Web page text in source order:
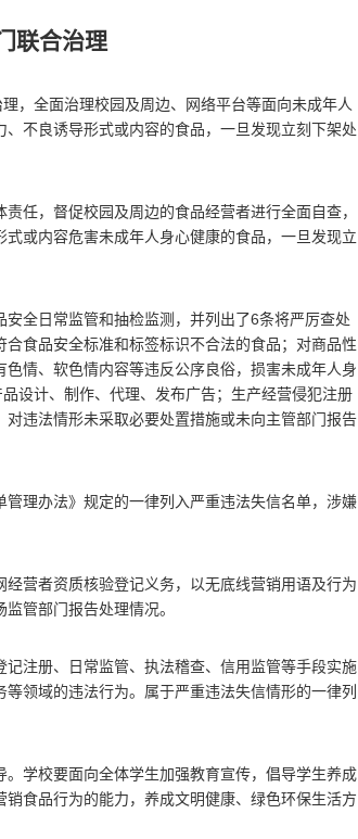
联合治理
，全面治理校园及周边、网络平台等面向未成年人
不良诱导形式或内容的食品，一旦发现立刻下架处
任，督促校园及周边的食品经营者进行全面自查，
或内容危害未成年人身心健康的食品，一旦发现立
全日常监管和抽检监测，并列出了6条将严厉查处
食品安全标准和标签标识不合法的食品；对商品性
情、软色情内容等违反公序良俗，损害未成年人身
设计、制作、代理、发布广告；生产经营侵犯注册
违法情形未采取必要处置措施或未向主管部门报告
理办法》规定的一律列入严重违法失信名单，涉嫌
营者资质核验登记义务，以无底线营销用语及行为
管部门报告处理情况。
注册、日常监管、执法稽查、信用监管等手段实施
领域的违法行为。属于严重违法失信情形的一律列
学校要面向全体学生加强教育宣传，倡导学生养成
食品行为的能力，养成文明健康、绿色环保生活方